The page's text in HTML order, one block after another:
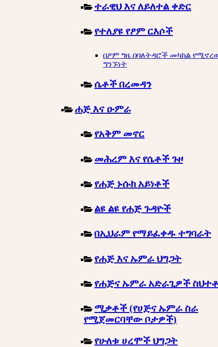
ተራዊህ እና ለይለተል ቀድር
የተለያዩ የፆም ርእሶች
በፆም ግዜ በባለትዳሮች መካከል
ግንኙነት
ሴቶች በረመዳን
ሐጅ እና ዑምራ
የአቅም መኖር
መሕረም እና የሴቶች ጉዞ
የሐጅ ኑሱክ አይነቶች
ልዩ ልዩ የሐጅ ጉዳዮች
በኢህራም የማይፈቀዱ ተግባራት
የሐጅ እና ኡምራ ህግጋት
የሐጅና ኡምራ አድራጊዎች
ሚቃቶች (የሀጅና ኡምራ ስራ
የሚጀመርባቸው ቦታዎች)
የሁለቱ ሀረሞች ህግጋት